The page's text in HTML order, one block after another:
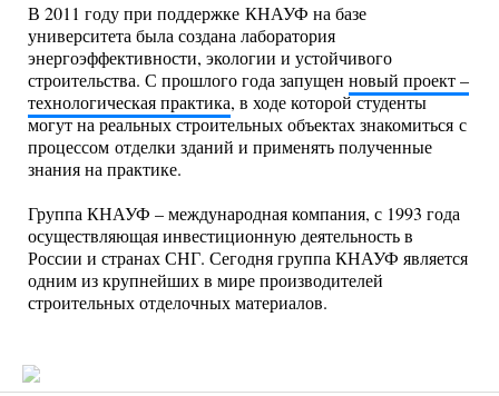
В 2011 году при поддержке КНАУФ на базе
университета была создана лаборатория
энергоэффективности, экологии и устойчивого
строительства. С прошлого года запущен новый проект –
технологическая практика, в ходе которой студенты
могут на реальных строительных объектах знакомиться с
процессом отделки зданий и применять полученные
знания на практике.
Группа КНАУФ – международная компания, с 1993 года
осуществляющая инвестиционную деятельность в
России и странах СНГ. Сегодня группа КНАУФ является
одним из крупнейших в мире производителей
строительных отделочных материалов.